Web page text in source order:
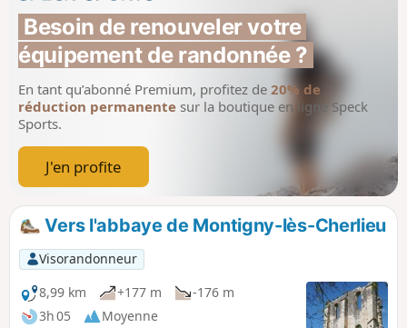
Besoin de renouveler votre
équipement de randonnée ?
En tant qu’abonné Premium, profitez de 20% de
réduction permanente sur la boutique en ligne Speck
Sports.
J'en profite
Vers l'abbaye de Montigny-lès-Cherlieu
Visorandonneur
8,99 km
+177 m
-176 m
3h 05
Moyenne